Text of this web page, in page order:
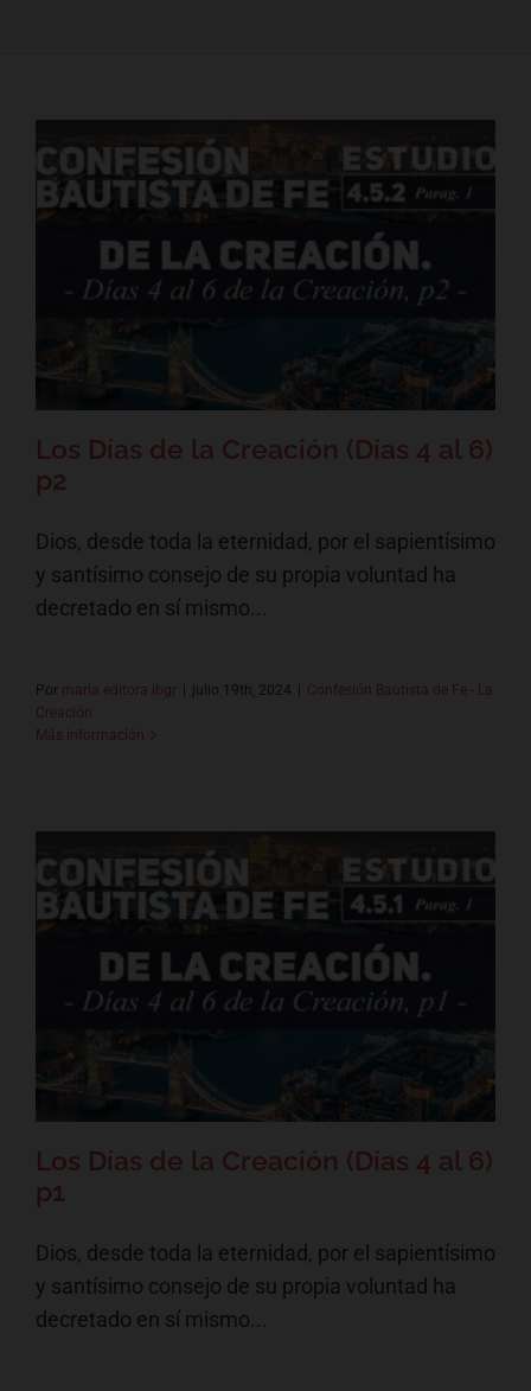
Los Días de la Creación (Días 4
al 6) p2
Confesión Bautista de Fe - La Creación
Los Días de la Creación (Días 4 al 6)
p2
Dios, desde toda la eternidad, por el sapientísimo
y santísimo consejo de su propia voluntad ha
decretado en sí mismo...
Por maria editora ibgr | julio 19th, 2024 | Confesión Bautista de Fe - La
Creación
Más información
Los Días de la Creación (Días 4
al 6) p1
Confesión Bautista de Fe - La Creación
Los Días de la Creación (Días 4 al 6)
p1
Dios, desde toda la eternidad, por el sapientísimo
y santísimo consejo de su propia voluntad ha
decretado en sí mismo...